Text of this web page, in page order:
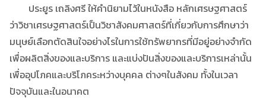
ประยูร เถลิงศรี ให้คำนิยามไว้ในหนังสือ หลักเศรษฐศาสตร์
ว่าวิชาเศรษฐศาสตร์เป็นวิชาสังคมศาสตร์ที่เกี่ยวกับการศึกษาว่า
มนุษย์เลือกตัดสินใจอย่างไรในการใช้ทรัพยากรที่มีอยู่อย่างจำกัด
เพื่อผลิตสิ่งของและบริการ และแบ่งปันสิ่งของและบริการเหล่านั้น
เพื่ออุปโภคและบริโภคระหว่างบุคคล ต่างๆในสังคม ทั้งในเวลา
ปัจจุบันและในอนาคต